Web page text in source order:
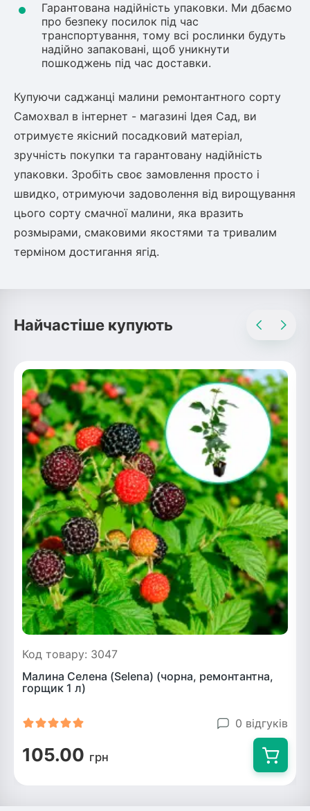
Гарантована надійність упаковки. Ми дбаємо
про безпеку посилок під час
транспортування, тому всі рослинки будуть
надійно запаковані, щоб уникнути
пошкоджень під час доставки.
Купуючи саджанці малини ремонтантного сорту
Самохвал в інтернет - магазині Ідея Сад, ви
отримуєте якісний посадковий матеріал,
зручність покупки та гарантовану надійність
упаковки. Зробіть своє замовлення просто і
швидко, отримуючи задоволення від вирощування
цього сорту смачної малини, яка вразить
розмырами, смаковими якостями та тривалим
терміном достигання ягід.
Найчастіше купують
Код товару: 3047
Малина Селена (Selena) (чорна, ремонтантна,
горщик 1 л)
0 відгуків
105.00 грн